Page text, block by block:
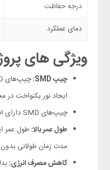
درجه حفاظت
دمای عملکرد
ویژگی های پروژکتور
چیپ SMD:
ایجاد نور یکنواخت
چیپ‌های SMD دارای اندازه کوچک و وزن سبکی هستند. همچنین نسبت به محصولات روشنایی قدیمی‌تر شار نوری بیشتری تولید می‌کنند. بدین‌ترتیب روشنایی بیشتری برای کاربران به‌ارمغان می‌آورند.
طول عمر بالا:
مدت زمان طولانی
کاهش مصرف انرژی: